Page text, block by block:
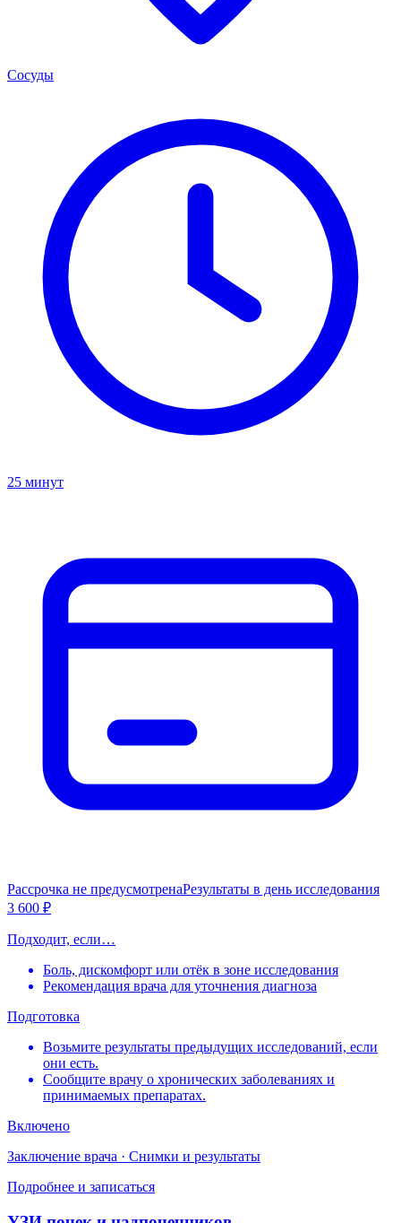
Сосуды
25 минут
Рассрочка не предусмотренаРезультаты в день исследования
3 600 ₽
Подходит, если…
Боль, дискомфорт или отёк в зоне исследования
Рекомендация врача для уточнения диагноза
Подготовка
Возьмите результаты предыдущих исследований, если
они есть.
Сообщите врачу о хронических заболеваниях и
принимаемых препаратах.
Включено
Заключение врача · Снимки и результаты
Подробнее и записаться